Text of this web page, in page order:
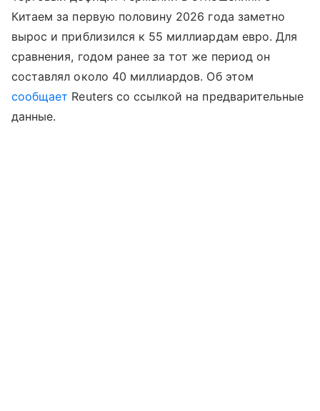
Китаем за первую половину 2026 года заметно
вырос и приблизился к 55 миллиардам евро. Для
сравнения, годом ранее за тот же период он
составлял около 40 миллиардов. Об этом
сообщает Reuters со ссылкой на предварительные
данные.